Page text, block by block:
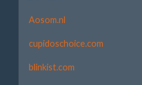
Aosom.nl
cupidoschoice.com
blinkist.com